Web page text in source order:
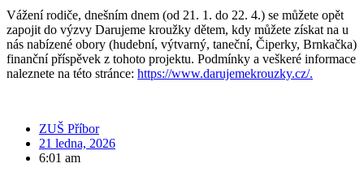
Vážení rodiče, dnešním dnem (od 21. 1. do 22. 4.) se můžete opět
zapojit do výzvy Darujeme kroužky dětem, kdy můžete získat na u
nás nabízené obory (hudební, výtvarný, taneční, Čiperky, Brnkačka)
finanční příspěvek z tohoto projektu. Podmínky a veškeré informace
naleznete na této stránce: https://www.darujemekrouzky.cz/.
ZUŠ Příbor
21 ledna, 2026
6:01 am